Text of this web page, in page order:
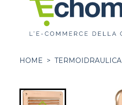
HOME > TERMOIDRAULICA